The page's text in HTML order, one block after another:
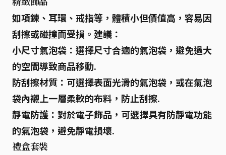
如項鍊、耳環、戒指等，體積小但價值高，容易因
刮擦或碰撞而受損。建議：
小尺寸氣泡袋： 選擇尺寸合適的氣泡袋，避免過大
的空間導致商品移動.
防刮擦材質： 可選擇表面光滑的氣泡袋，或在氣泡
袋內襯上一層柔軟的布料，防止刮擦.
靜電防護： 對於電子飾品，可選擇具有防靜電功能
的氣泡袋，避免靜電損壞.
禮盒套裝